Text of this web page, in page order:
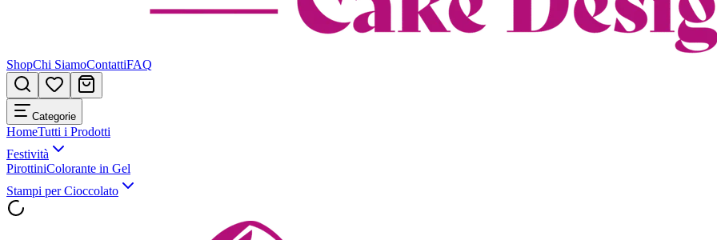
ShopChi SiamoContattiFAQ
Categorie
HomeTutti i Prodotti
Festività
PirottiniColorante in Gel
Stampi per Cioccolato